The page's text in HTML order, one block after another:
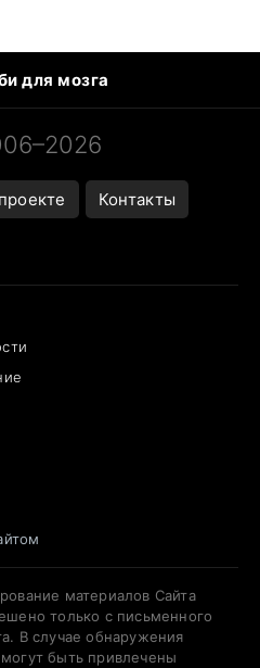
для мозга
океанариуме
Контакты
материалов Сайта
только с письменного
В случае обнаружения
быть привлечены